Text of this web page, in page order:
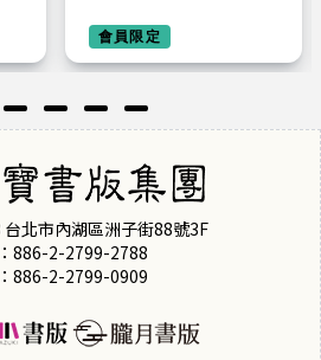
【卷一－卷六完結套
書】
會員限定
北市內湖區洲子街88號3F
886-2-2799-2788
886-2-2799-0909